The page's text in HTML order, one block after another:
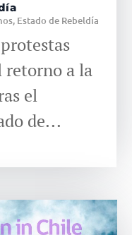
, Estado de Rebeldía
retorno a la
el
de...